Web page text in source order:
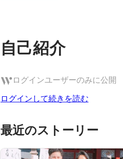
自己紹介
ログインユーザーのみに公開
ログインして続きを読む
最近のストーリー